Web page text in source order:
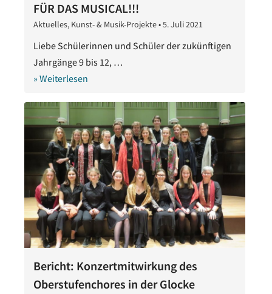
FÜR DAS MUSICAL!!!
Aktuelles, Kunst- & Musik-Projekte•5. Juli 2021
2021
Liebe Schülerinnen und Schüler der zukünftigen
Jahrgänge 9 bis 12, …
» Weiterlesen
Bericht: Konzertmitwirkung des
Oberstufenchores in der Glocke